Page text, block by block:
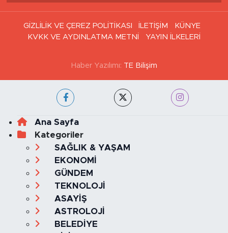
GİZLİLİK VE ÇEREZ POLİTİKASI İLETİŞİM
KÜNYE
KVKK VE AYDINLATMA METNİ
YAYIN İLKELERİ
Haber Yazılımı: TE Bilişim
Ana Sayfa
Kategoriler
SAĞLIK & YAŞAM
EKONOMİ
GÜNDEM
TEKNOLOJİ
ASAYİŞ
ASTROLOJİ
BELEDİYE